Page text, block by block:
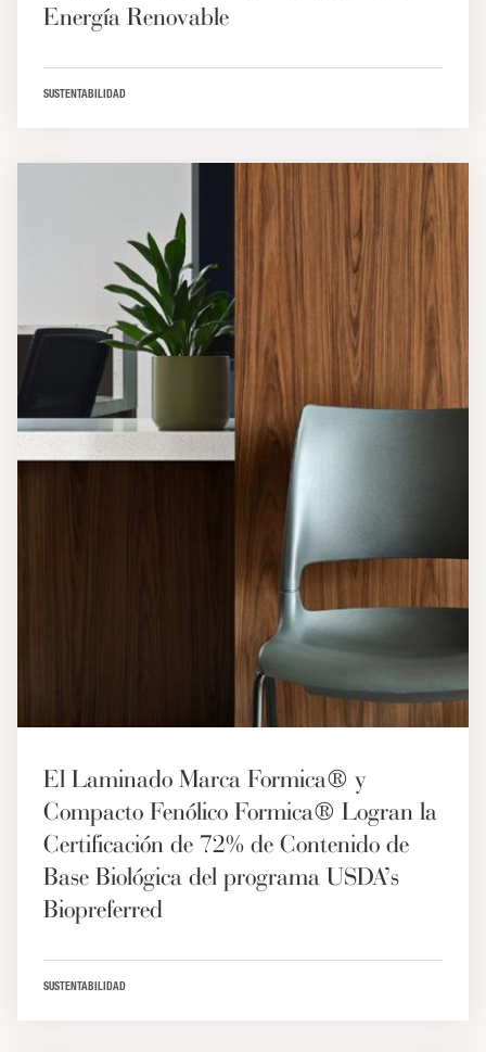
Energía Renovable
SUSTENTABILIDAD
El Laminado Marca Formica® y
Compacto Fenólico Formica® Logran la
Certificación de 72% de Contenido de
Base Biológica del programa USDA’s
Biopreferred
SUSTENTABILIDAD